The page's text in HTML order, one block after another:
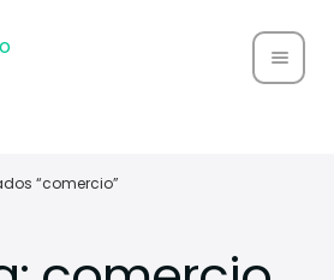
“comercio”